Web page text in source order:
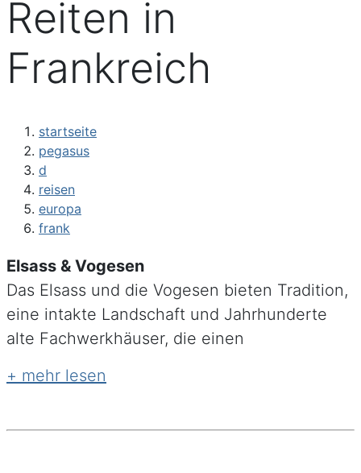
Reiten in
Frankreich
startseite
pegasus
d
reisen
europa
frank
Elsass & Vogesen
Das Elsass und die Vogesen bieten Tradition,
eine intakte Landschaft und Jahrhunderte
alte Fachwerkhäuser, die einen
bieten. Zwischen Reben und urigen Wäldern
Wirtshaftswege durch die herrliche Natur-